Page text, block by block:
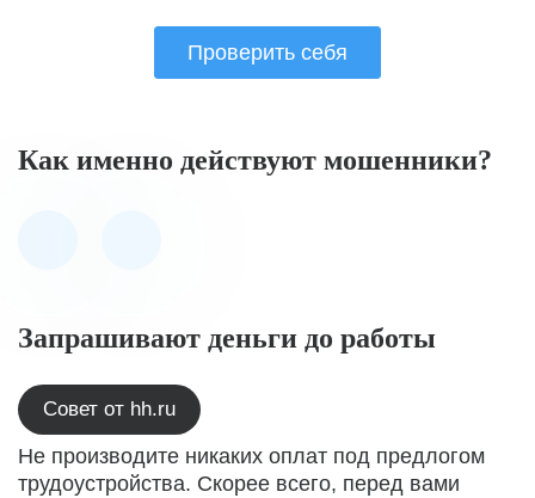
Проверить себя
Как именно действуют мошенники?
Запрашивают деньги до работы
Совет от hh.ru
Не производите никаких оплат под предлогом
трудоустройства. Скорее всего, перед вами